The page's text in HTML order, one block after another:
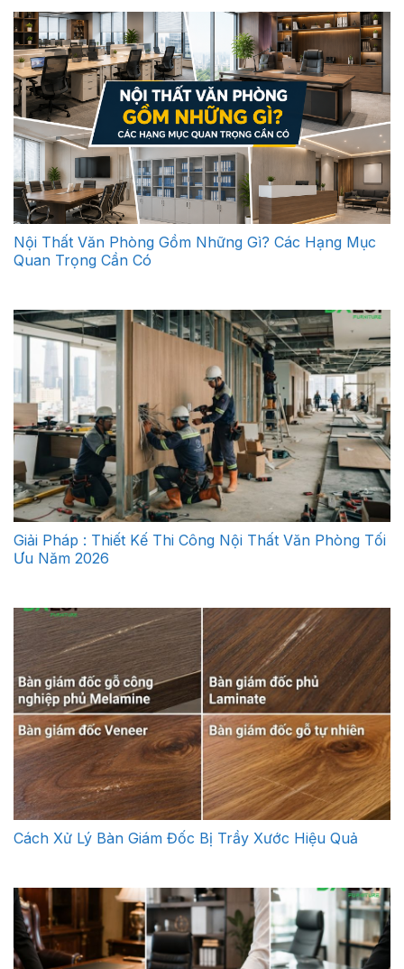
Nội Thất Văn Phòng Gồm Những Gì? Các Hạng Mục
Quan Trọng Cần Có
Giải Pháp : Thiết Kế Thi Công Nội Thất Văn Phòng Tối
Ưu Năm 2026
Cách Xử Lý Bàn Giám Đốc Bị Trầy Xước Hiệu Quả